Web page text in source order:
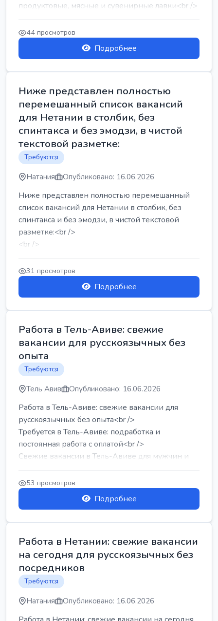
продуктовые, мясные и сувенирные лавки<br />
Разнорабочий на сборку м...
44 просмотров
Подробнее
Ниже представлен полностью
перемешанный список вакансий
для Нетании в столбик, без
спинтакса и без эмодзи, в чистой
текстовой разметке:
Требуются
Натания Опубликовано: 16.06.2026
Ниже представлен полностью перемешанный
список вакансий для Нетании в столбик, без
спинтакса и без эмодзи, в чистой текстовой
разметке:<br />
<br />
Работа в Нетании на мебельном производстве:
требу...
31 просмотров
Подробнее
Работа в Тель-Авиве: свежие
вакансии для русскоязычных без
опыта
Требуются
Тель Авив Опубликовано: 16.06.2026
Работа в Тель-Авиве: свежие вакансии для
русскоязычных без опыта<br />
Требуется в Тель-Авиве: подработка и
постоянная работа с оплатой<br />
Свежие вакансии в Тель-Авиве для мужчин и
женщин от хозя...
53 просмотров
Подробнее
Работа в Нетании: свежие вакансии
на сегодня для русскоязычных без
посредников
Требуются
Натания Опубликовано: 16.06.2026